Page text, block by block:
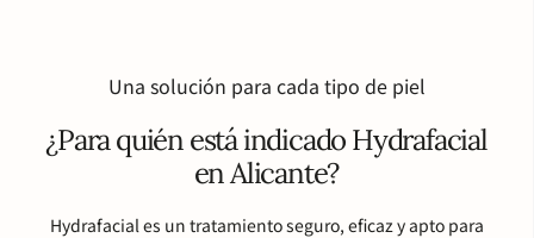
Una solución para cada tipo de piel
¿Para quién está indicado Hydrafacial
en Alicante?
Hydrafacial es un tratamiento seguro, eficaz y apto para